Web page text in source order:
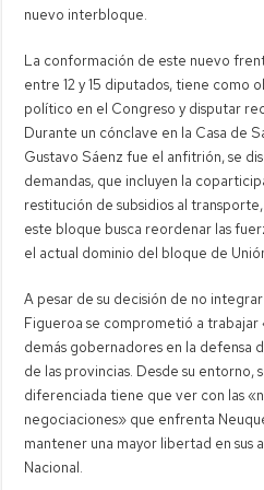
nuevo interbloque.
La conformación de este nuevo
entre 12 y 15 diputados, tiene como
político en el Congreso y disputar
Durante un cónclave en la Casa de
Gustavo Sáenz fue el anfitrión, se
demandas, que incluyen la
restitución de subsidios al
este bloque busca reordenar las
el actual dominio del bloque de
A pesar de su decisión de no
Figueroa se comprometió a
demás gobernadores en la defensa
de las provincias. Desde su entorno,
diferenciada tiene que ver con las
negociaciones» que enfrenta
mantener una mayor libertad en sus
Nacional.